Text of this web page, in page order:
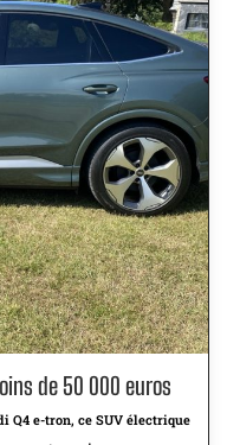
de 50 000 euros
Q4 e-tron, ce SUV électrique